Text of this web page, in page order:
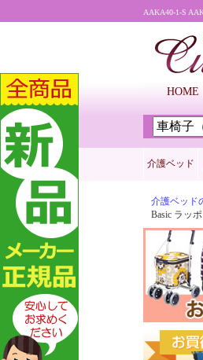
AAKA40-1-S
HOME
介護ベッド
介護ベッド
Basic ラッ